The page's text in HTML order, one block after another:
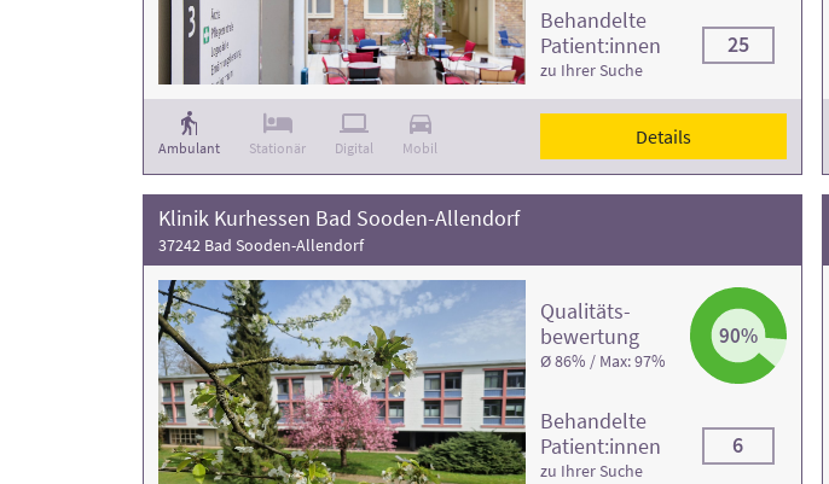
Ambulant Stationär Digital Mobil
Behandelte
Patient:innen
zu Ihrer Suche
25
Details
Klinik Kurhessen Bad Sooden-Allendorf
37242 Bad Sooden-Allendorf
Qualitäts­
bewertung
Ø 86% / Max: 97%
90%
Behandelte
Patient:innen
zu Ihrer Suche
6